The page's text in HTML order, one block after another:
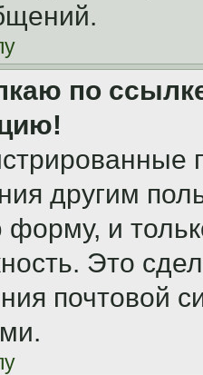
по
другим
и
Это
почтовой